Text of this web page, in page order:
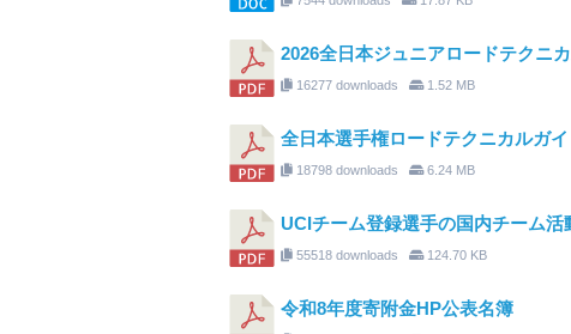
2026全日本ジュニアロードテクニ
16277 downloads 1.52 MB
全日本選手権ロードテクニカルガ
18798 downloads 6.24 MB
UCIチーム登録選手の国内チーム活
55518 downloads 124.70 KB
令和8年度寄附金HP公表名簿